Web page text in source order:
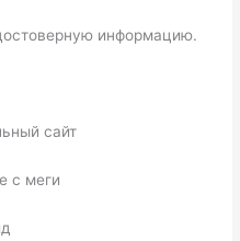
информацию.
сайт
с меги